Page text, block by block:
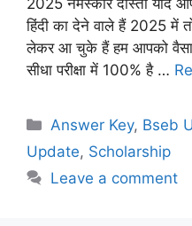
2025 नमस्कार दोस्तों यदि
हिंदी का देने वाले हैं 2025 में
लेकर आ चुके हैं हम आपको वैसा
सीधा परीक्षा में 100% है …
Categories
Answer Key, Bseb
Update, Scholarship
Leave a comment